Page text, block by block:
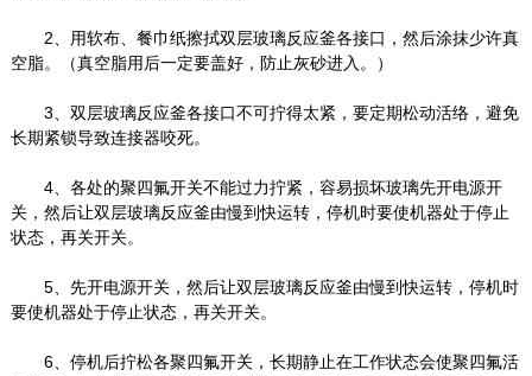
2、用软布、餐巾纸擦拭双层玻璃反应釜各接口，然后涂抹少许真
空脂。（真空脂用后一定要盖好，防止灰砂进入。）
3、双层玻璃反应釜各接口不可拧得太紧，要定期松动活络，避免
长期紧锁导致连接器咬死。
4、各处的聚四氟开关不能过力拧紧，容易损坏玻璃先开电源开
关，然后让双层玻璃反应釜由慢到快运转，停机时要使机器处于停止
状态，再关开关。
5、先开电源开关，然后让双层玻璃反应釜由慢到快运转，停机时
要使机器处于停止状态，再关开关。
6、停机后拧松各聚四氟开关，长期静止在工作状态会使聚四氟活